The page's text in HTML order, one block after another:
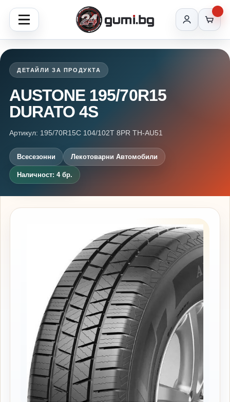
ДЕТАЙЛИ ЗА ПРОДУКТА
AUSTONE 195/70R15
DURATO 4S
Артикул: 195/70R15C 104/102T 8PR TH-AU51
Всесезонни Лекотоварни Автомобили
Наличност: 4 бр.